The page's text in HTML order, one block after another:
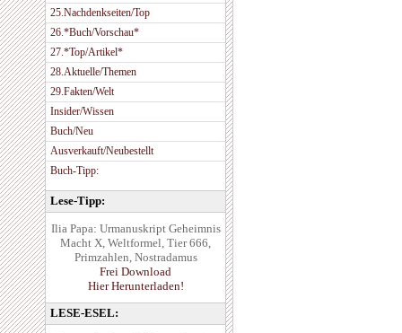
25.Nachdenkseiten/Top
26.*Buch/Vorschau*
27.*Top/Artikel*
28.Aktuelle/Themen
29.Fakten/Welt
Insider/Wissen
Buch/Neu
Ausverkauft/Neubestellt
Buch-Tipp:
Lese-Tipp:
Ilia Papa: Urmanuskript Geheimnis
Macht X, Weltformel, Tier 666,
Primzahlen, Nostradamus
Frei Download
Hier Herunterladen!
LESE-ESEL: